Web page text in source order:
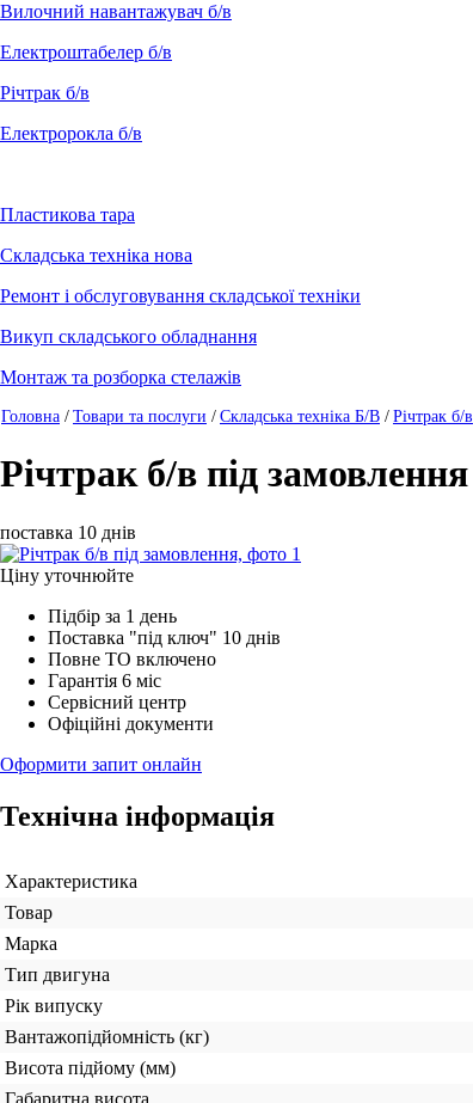
Вилочний навантажувач б/в
Електроштабелер б/в
Річтрак б/в
Електророкла б/в
Пластикова тара
Складська техніка нова
Ремонт і обслуговування складської техніки
Викуп складського обладнання
Монтаж та розборка стелажів
Головна / Товари та послуги / Складська техніка Б/В / Річтрак б/в
Річтрак б/в під замовлення
поставка 10 днів
Ціну уточнюйте
Підбір за 1 день
Поставка "під ключ" 10 днів
Повне ТО включено
Гарантія 6 міс
Сервісний центр
Офіційні документи
Оформити запит онлайн
Технічна інформація
Характеристика
Товар
Марка
Тип двигуна
Рік випуску
Вантажопідйомність (кг)
Висота підйому (мм)
Габаритна висота